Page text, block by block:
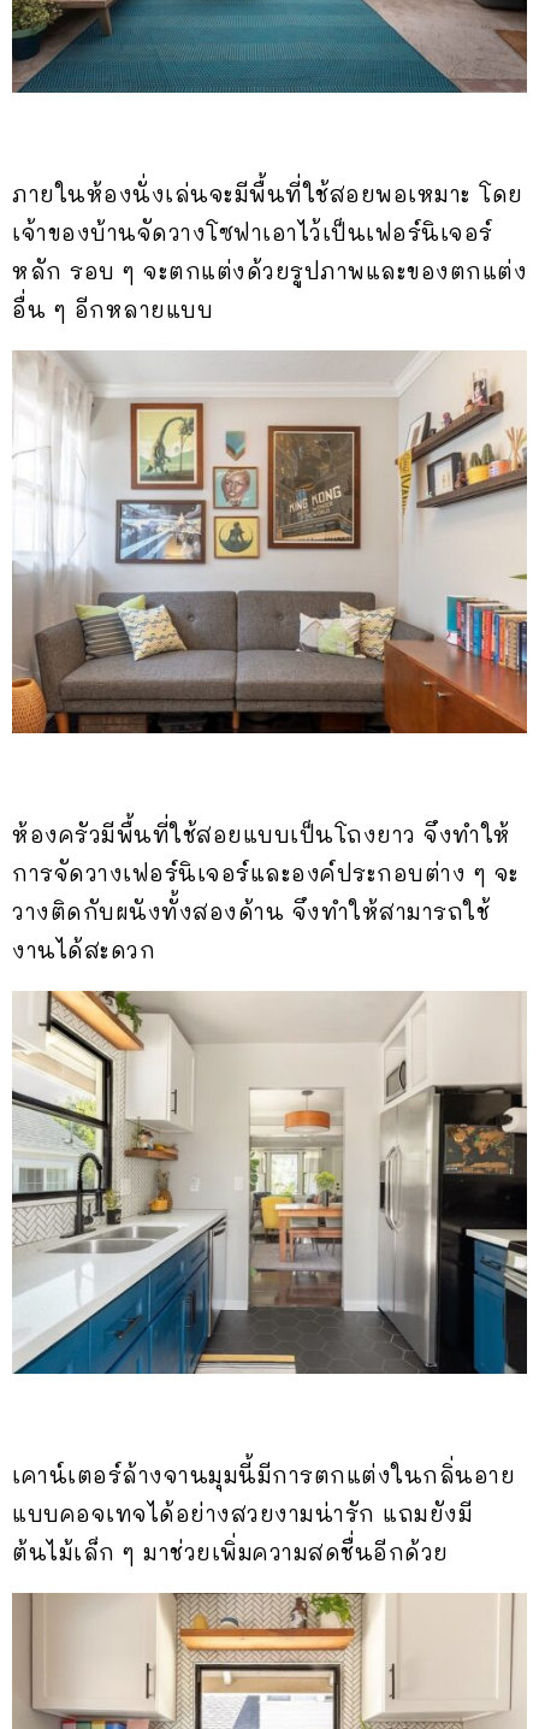
ภายในห้องนั่งเล่นจะมีพื้นที่ใช้สอยพอเหมาะ โดย
เจ้าของบ้านจัดวางโซฟาเอาไว้เป็นเฟอร์นิเจอร์
หลัก รอบ ๆ จะตกแต่งด้วยรูปภาพและของตกแต่ง
อื่น ๆ อีกหลายแบบ
ห้องครัวมีพื้นที่ใช้สอยแบบเป็นโถงยาว จึงทำให้
การจัดวางเฟอร์นิเจอร์และองค์ประกอบต่าง ๆ จะ
วางติดกับผนังทั้งสองด้าน จึงทำให้สามารถใช้
งานได้สะดวก
เคาน์เตอร์ล้างจานมุมนี้มีการตกแต่งในกลิ่นอาย
แบบคอจเทจได้อย่างสวยงามน่ารัก แถมยังมี
ต้นไม้เล็ก ๆ มาช่วยเพิ่มความสดชื่นอีกด้วย